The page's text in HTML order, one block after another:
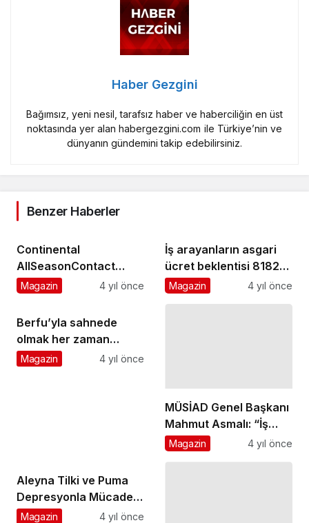
Haber Gezgini
Bağımsız, yeni nesil, tarafsız haber ve haberciliğin en üst
noktasında yer alan habergezgini.com ile Türkiye’nin ve
dünyanın gündemini takip edebilirsiniz.
Benzer Haberler
Continental
AllSeasonContact
2022 lastik testlerinde
göğüsledi
Magazin 4 yıl önce
İş arayanların asgari
ücret beklentisi 8182
TL
Magazin 4 yıl önce
Berfu’yla sahnede
olmak her zaman
büyük bir risk
Magazin 4 yıl önce
MÜSİAD Genel Başkanı
Mahmut Asmalı: “İş
Dünyamıza Yeni
Magazin 4 yıl önce
Aleyna Tilki ve Puma
Depresyonla Mücadele
Yan Yana
Magazin 4 yıl önce